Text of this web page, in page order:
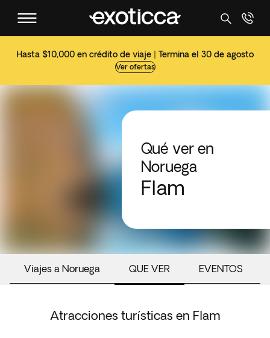
Hasta $10,000 en crédito de viaje | Termina el 30 de agosto
Ver ofertas
Qué ver en
Noruega
Flam
Viajes a Noruega QUE VER EVENTOS
Atracciones turísticas en Flam